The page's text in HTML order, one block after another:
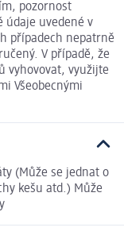
pozornost
údaje uvedené v
případech nepatrně
V případě, že
vyhovovat, využijte
Všeobecnými
(Může se jednat o
kešu atd.) Může